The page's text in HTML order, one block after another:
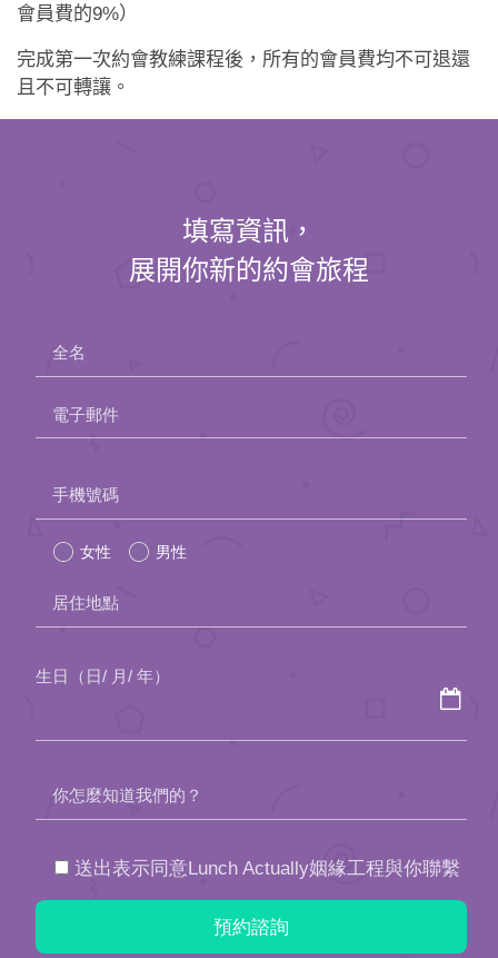
會員費的9%）
完成第一次約會教練課程後，所有的會員費均不可退還
且不可轉讓。
填寫資訊，
展開你新的約會旅程
全名
電子郵件
leave
this
field
empty.
手機號碼
女性 男性
居住地點
生日（日/ 月/ 年）
你怎麼知道我們的？
送出表示同意Lunch Actually姻緣工程與你聯繫